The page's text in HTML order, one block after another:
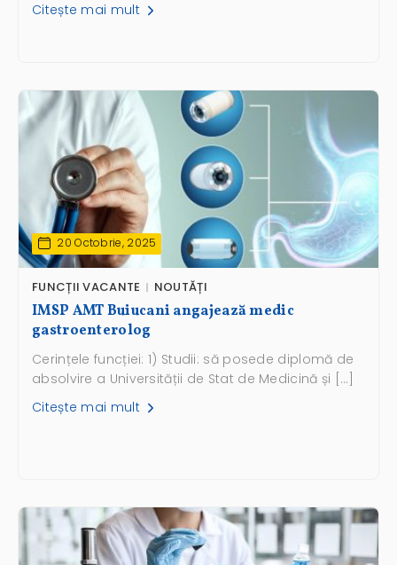
Citește mai mult
20 Octobrie, 2025
FUNCȚII VACANTE NOUTĂȚI
IMSP AMT Buiucani angajează medic
gastroenterolog
Cerințele funcției: 1) Studii: să posede diplomă de
absolvire a Universității de Stat de Medicină și […]
Citește mai mult